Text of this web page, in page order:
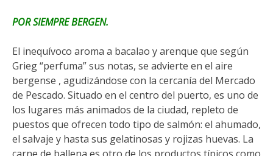
POR SIEMPRE BERGEN.
El inequívoco aroma a bacalao y arenque que según
Grieg “perfuma” sus notas, se advierte en el aire
bergense , agudizándose con la cercanía del Mercado
de Pescado. Situado en el centro del puerto, es uno de
los lugares más animados de la ciudad, repleto de
puestos que ofrecen todo tipo de salmón: el ahumado,
el salvaje y hasta sus gelatinosas y rojizas huevas. La
carne de ballena es otro de los productos típicos como